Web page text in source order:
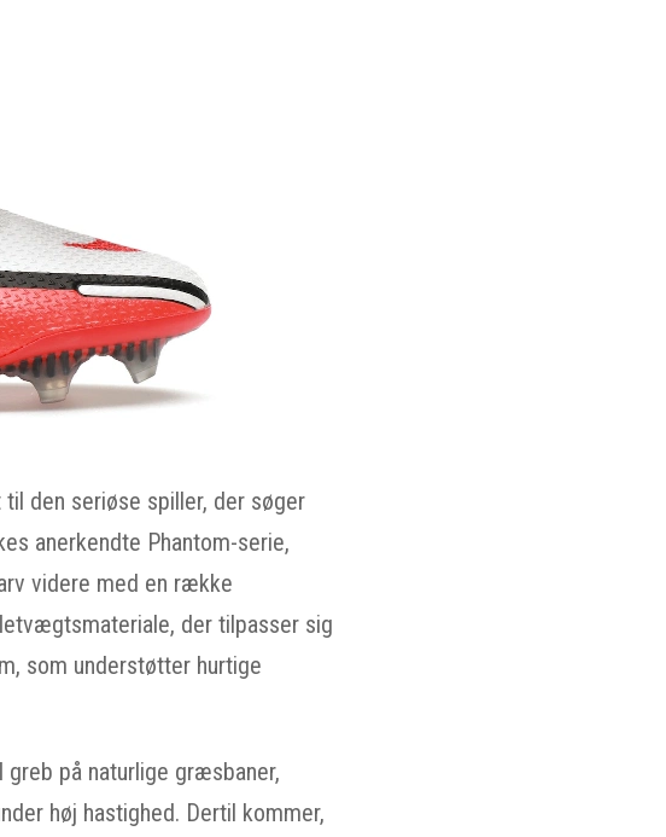
den seriøse spiller, der søger
anerkendte Phantom-serie,
videre med en række
der tilpasser sig
som understøtter hurtige
greb på naturlige græsbaner,
høj hastighed. Dertil kommer,